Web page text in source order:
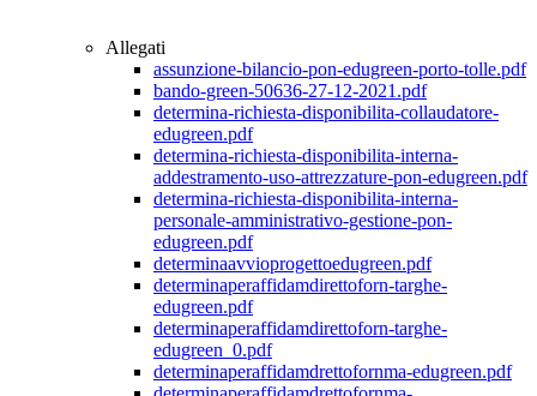
Allegati
assunzione-bilancio-pon-edugreen-porto-tolle.pdf
bando-green-50636-27-12-2021.pdf
determina-richiesta-disponibilita-collaudatore-
edugreen.pdf
determina-richiesta-disponibilita-interna-
addestramento-uso-attrezzature-pon-edugreen.pdf
determina-richiesta-disponibilita-interna-
personale-amministrativo-gestione-pon-
edugreen.pdf
determinaavvioprogettoedugreen.pdf
determinaperaffidamdirettoforn-targhe-
edugreen.pdf
determinaperaffidamdirettoforn-targhe-
edugreen_0.pdf
determinaperaffidamdrettofornma-edugreen.pdf